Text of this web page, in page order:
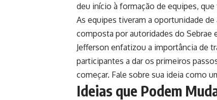
deu início à formação de equipes,
As equipes tiveram a oportunidade
composta por autoridades do Sebrae
Jefferson enfatizou a importância de
participantes a dar os primeiros
começar. Fale sobre sua ideia como
Ideias que Podem